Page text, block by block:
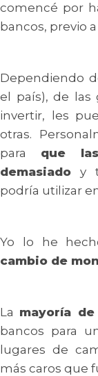
comencé por
bancos, previo
Dependiendo
el país), de las
invertir, les
otras.
para que
demasiado y
podría utilizar
Yo lo he
cambio de
La mayoría
bancos para
lugares de
más caros que